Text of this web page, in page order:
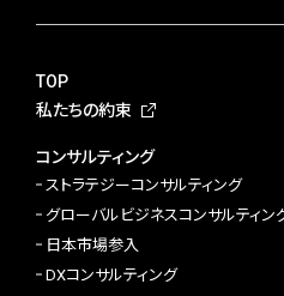
TOP
私たちの約束
コンサルティング
ストラテジーコンサルティング
グローバルビジネスコンサルティン
日本市場参入
DXコンサルティング